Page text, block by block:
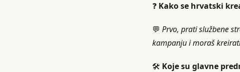
❓ Kako se hrvatski
💬 Prvo, prati službene
kampanju i moraš
🛠️ Koje su glavne